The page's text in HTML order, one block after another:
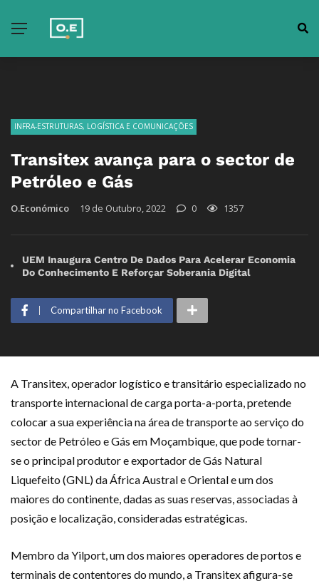
INFRA-ESTRUTURAS, LOGÍSTICA E COMUNICAÇÕES
Transitex avança para o sector de
Petróleo e Gás
O.Económico 19 de Outubro, 2022 0 1357
UEM Inaugura Centro De Dados Para Acelerar Economia
Do Conhecimento E Reforçar Soberania Digital
Compartilhar no Facebook
A Transitex, operador logístico e transitário especializado no
transporte internacional de carga porta-a-porta, pretende
colocar a sua experiência na área de transporte ao serviço do
sector de Petróleo e Gás em Moçambique, que pode tornar-
se o principal produtor e exportador de Gás Natural
Liquefeito (GNL) da África Austral e Oriental e um dos
maiores do continente, dadas as suas reservas, associadas à
posição e localização, consideradas estratégicas.
Membro da Yilport, um dos maiores operadores de portos e
terminais de contentores do mundo, a Transitex afigura-se